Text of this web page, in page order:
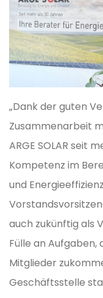
„Dank der guten
Zusammenarbeit
ARGE SOLAR seit
Kompetenz im
und
auch zukünftig als
Fülle an Aufgaben,
Mitglieder
Geschäftsstelle